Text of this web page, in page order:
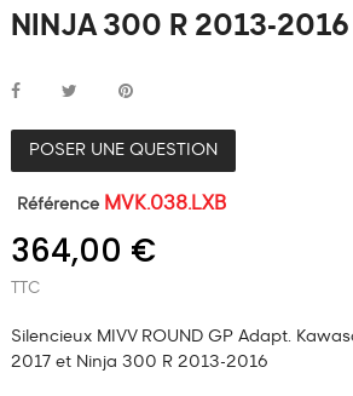
NINJA 300 R 2013-2016
POSER UNE QUESTION
Référence MVK.038.LXB
364,00 €
TTC
Silencieux MIVV ROUND GP Adapt.
2017 et Ninja 300 R 2013-2016